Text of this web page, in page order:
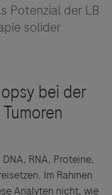
Potenzial der LB
solider
RNA, Proteine,
Im Rahmen
Analyten nicht, wie